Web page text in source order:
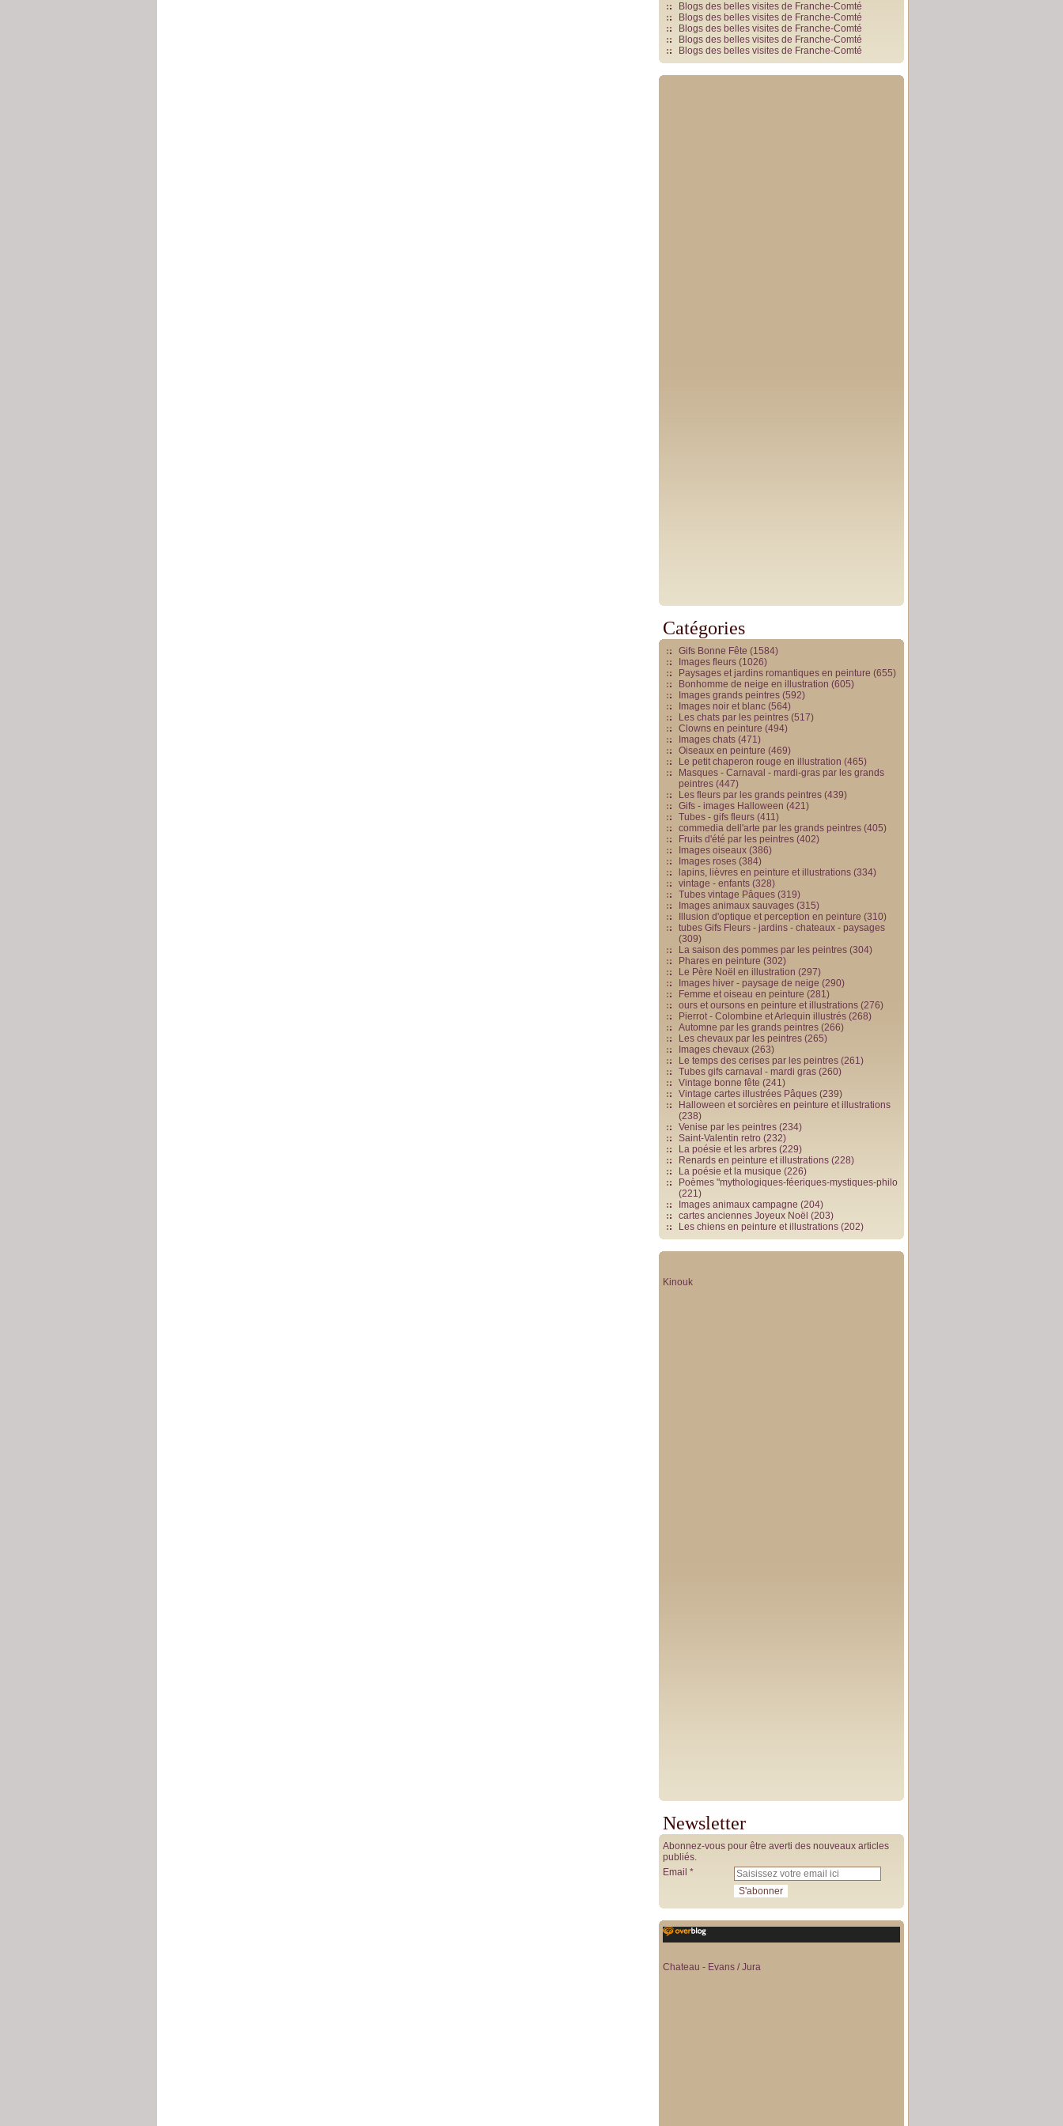
Blogs des belles visites de Franche-Comté
Blogs des belles visites de Franche-Comté
Blogs des belles visites de Franche-Comté
Blogs des belles visites de Franche-Comté
Blogs des belles visites de Franche-Comté
Catégories
Gifs Bonne Fête (1584)
Images fleurs (1026)
Paysages et jardins romantiques en peinture (655)
Bonhomme de neige en illustration (605)
Images grands peintres (592)
Images noir et blanc (564)
Les chats par les peintres (517)
Clowns en peinture (494)
Images chats (471)
Oiseaux en peinture (469)
Le petit chaperon rouge en illustration (465)
Masques - Carnaval - mardi-gras par les grands
peintres (447)
Les fleurs par les grands peintres (439)
Gifs - images Halloween (421)
Tubes - gifs fleurs (411)
commedia dell'arte par les grands peintres (405)
Fruits d'été par les peintres (402)
Images oiseaux (386)
Images roses (384)
lapins, lièvres en peinture et illustrations (334)
vintage - enfants (328)
Tubes vintage Pâques (319)
Images animaux sauvages (315)
Illusion d'optique et perception en peinture (310)
tubes Gifs Fleurs - jardins - chateaux - paysages
(309)
La saison des pommes par les peintres (304)
Phares en peinture (302)
Le Père Noël en illustration (297)
Images hiver - paysage de neige (290)
Femme et oiseau en peinture (281)
ours et oursons en peinture et illustrations (276)
Pierrot - Colombine et Arlequin illustrés (268)
Automne par les grands peintres (266)
Les chevaux par les peintres (265)
Images chevaux (263)
Le temps des cerises par les peintres (261)
Tubes gifs carnaval - mardi gras (260)
Vintage bonne fête (241)
Vintage cartes illustrées Pâques (239)
Halloween et sorcières en peinture et illustrations
(238)
Venise par les peintres (234)
Saint-Valentin retro (232)
La poésie et les arbres (229)
Renards en peinture et illustrations (228)
La poésie et la musique (226)
Poèmes "mythologiques-féeriques-mystiques-philo
(221)
Images animaux campagne (204)
cartes anciennes Joyeux Noël (203)
Les chiens en peinture et illustrations (202)
Kinouk
Newsletter
Abonnez-vous pour être averti des nouveaux articles
publiés.
Email
Chateau - Evans / Jura